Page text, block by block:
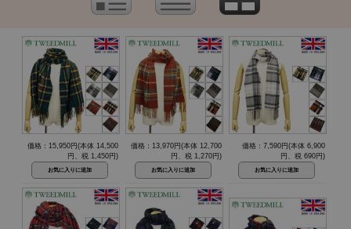
価格：15,950円(本体 14,500
円、税 1,450円)
価格：13,970円(本体 12,700
円、税 1,270円)
価格：7,590円(本体 6,900
円、税 690円)